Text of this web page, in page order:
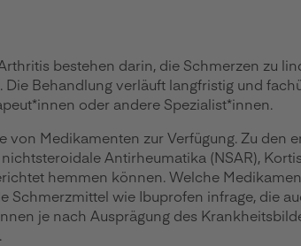
bestehen darin, die Schmerzen zu
Behandlung verläuft langfristig und
oder andere Spezialist*innen.
Medikamenten zur Verfügung. Zu
Antirheumatika (NSAR),
hemmen können. Welche
wie Ibuprofen infrage, die
je nach Ausprägung des